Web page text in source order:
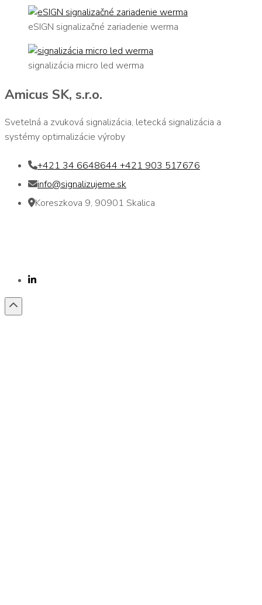
eSIGN signalizačné zariadenie werma
signalizácia micro led werma
Amicus SK, s.r.o.
Svetelná a zvuková signalizácia, letecká signalizácia a
systémy optimalizácie výroby
+421 34 6648644 +421 903 517676
info@signalizujeme.sk
Koreszkova 9, 90901 Skalica